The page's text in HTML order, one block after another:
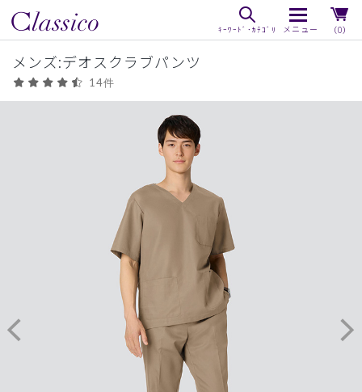
（0）
メンズ:デオスクラブパンツ
14件